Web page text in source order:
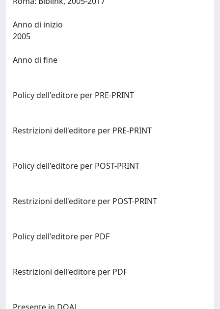
Anno di inizio
Anno di fine
Policy dell'editore per PRE-PRINT
Restrizioni dell'editore per PRE-PRINT
Policy dell'editore per POST-PRINT
Restrizioni dell'editore per POST-PRINT
Policy dell'editore per PDF
Restrizioni dell'editore per PDF